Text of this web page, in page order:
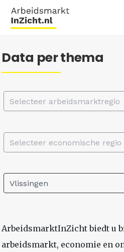
Data per thema
Selecteer arbeidsmarktregio
Selecteer economische regio
Vlissingen
ArbeidsmarktInZicht biedt u
arbeidsmarkt, economie en